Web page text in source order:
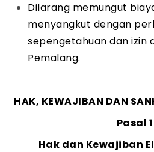
Dilarang memungut
menyangkut dengan
sepengetahuan dan izin
Pemalang.
HAK, KEWAJIBAN DAN
Pasal 1
Hak dan Kewajiban